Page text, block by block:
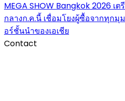
MEGA SHOW Bangkok 2026 เ
กลางก.ค.นี้ เชื่อมโยงผู้ซื้อจากทุกมุ
อร์ชั้นนำของเอเชีย
Contact